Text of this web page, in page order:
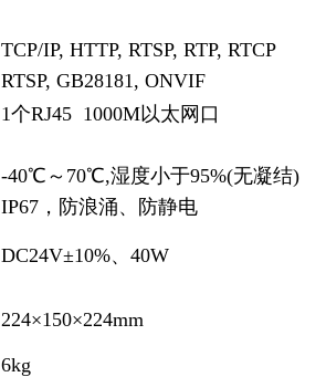
TCP/IP, HTTP, RTSP, RTP, RTCP
RTSP, GB28181, ONVIF
1个RJ45 1000M以太网口
-40℃～70℃,湿度小于95%(无凝结)
IP67，防浪涌、防静电
DC24V±10%、40W
224×150×224mm
6kg